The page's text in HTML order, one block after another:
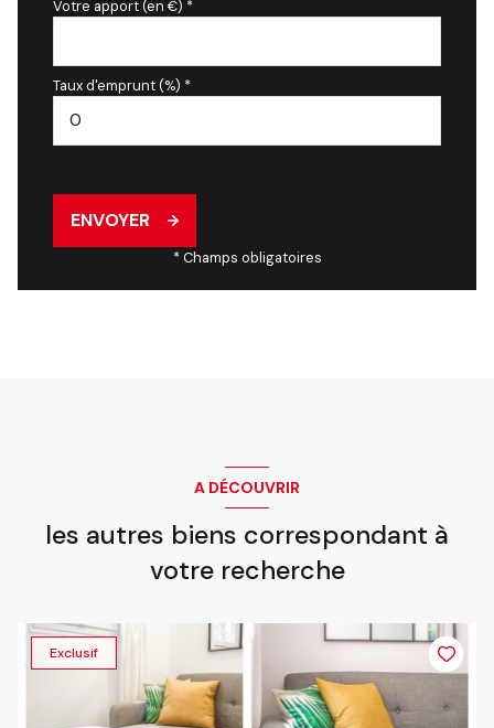
Votre apport (en €) *
Taux d'emprunt (%) *
ENVOYER
* Champs obligatoires
A DÉCOUVRIR
les autres biens correspondant à
votre recherche
Exclusif